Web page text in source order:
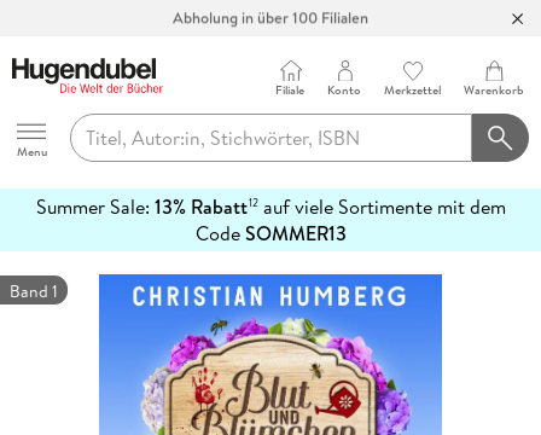
Abholung in über 100 Filialen
Hugendubel
Menu
Filiale Konto Merkzettel Warenkorb
Summer Sale: 13% Rabatt12auf viele Sortimente mit dem
CodeSOMMER13
erfahren
Band 1